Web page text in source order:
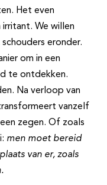
Het even
We willen
eronder.
om in een
te ontdekken.
Na verloop van
vanzelf
zegen. Of zoals
men moet bereid
van er, zoals